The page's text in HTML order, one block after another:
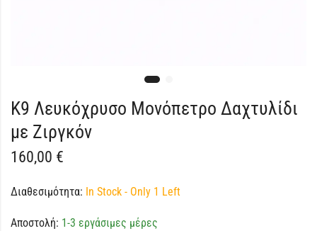
K9 Λευκόχρυσο Μονόπετρο Δαχτυλίδι
με Ζιργκόν
160,00 €
Διαθεσιμότητα: In Stock - Only 1 Left
Αποστολή: 1-3 εργάσιμες μέρες